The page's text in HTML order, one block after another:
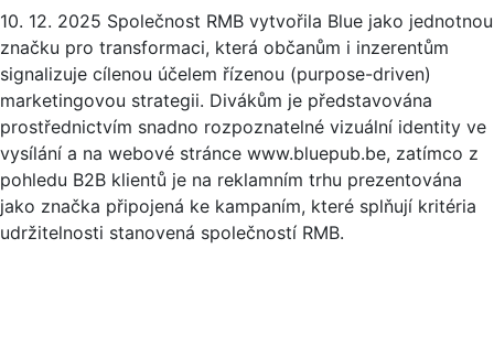
10. 12. 2025 Společnost RMB vytvořila Blue jako jednotnou
značku pro transformaci, která občanům i inzerentům
signalizuje cílenou účelem řízenou (purpose-driven)
marketingovou strategii. Divákům je představována
prostřednictvím snadno rozpoznatelné vizuální identity ve
vysílání a na webové stránce www.bluepub.be, zatímco z
pohledu B2B klientů je na reklamním trhu prezentována
jako značka připojená ke kampaním, které splňují kritéria
udržitelnosti stanovená společností RMB.